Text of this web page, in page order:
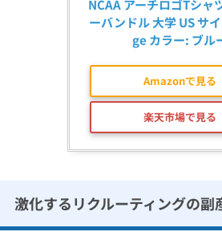
NCAA アーチロゴTシャ
ーバンドル 大学 US サ
ge カラー: ブル
Amazonで見る
楽天市場で見る
激化するリクルーティングの副